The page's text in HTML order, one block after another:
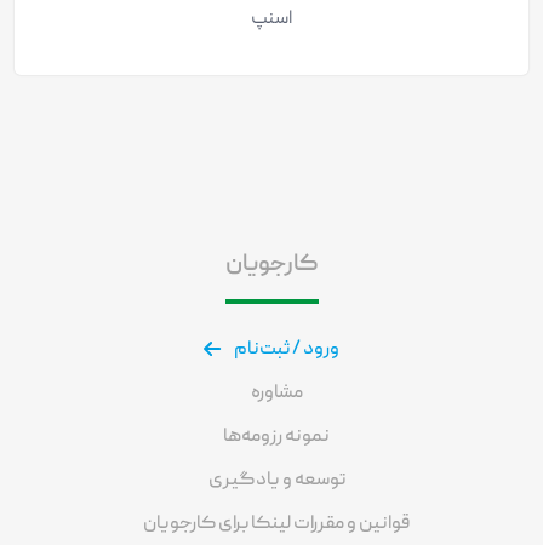
اسنپ
کارجویان
ورود / ثبت‌نام
مشاوره
نمونه رزومه‌ها
توسعه و یادگیری
قوانین و مقررات لینکا برای کارجویان